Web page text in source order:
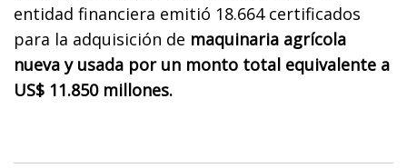
entidad financiera emitió 18.664 certificados
para la adquisición de maquinaria agrícola
nueva y usada por un monto total equivalente a
US$ 11.850 millones.